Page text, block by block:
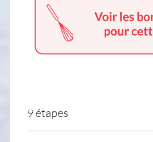
9 étapes